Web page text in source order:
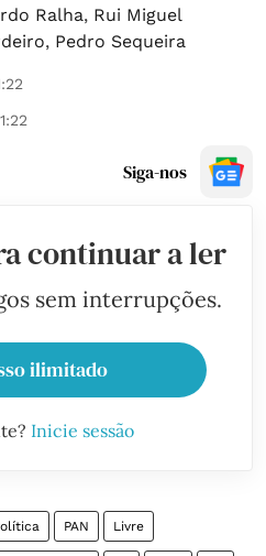
Ralha, Rui Miguel
, Pedro Sequeira
Siga-nos
continuar a ler
sem interrupções.
ilimitado
Inicie sessão
PAN Livre